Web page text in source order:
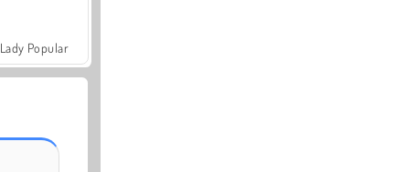
Lady Popular